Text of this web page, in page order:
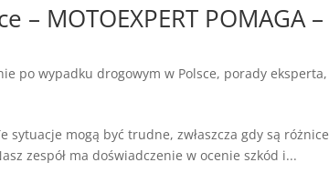
MOTOEXPERT POMAGA –
po wypadku drogowym w Polsce, porady eksperta,
sytuacje mogą być trudne, zwłaszcza gdy są różnice
zespół ma doświadczenie w ocenie szkód i...